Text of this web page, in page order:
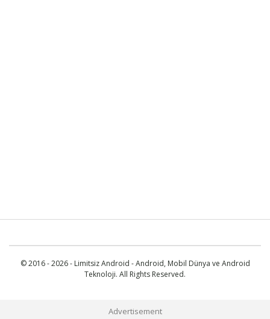
© 2016 - 2026 - Limitsiz Android - Android, Mobil Dünya ve Android
Teknoloji. All Rights Reserved.
Advertisement